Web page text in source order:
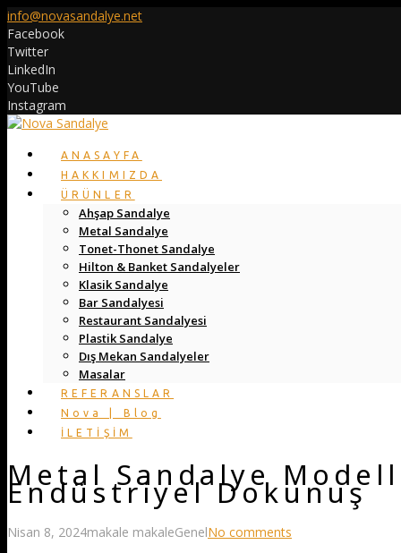
info@novasandalye.net
Facebook
Twitter
LinkedIn
YouTube
Instagram
ANASAYFA
HAKKIMIZDA
ÜRÜNLER
Ahşap Sandalye
Metal Sandalye
Tonet-Thonet Sandalye
Hilton & Banket Sandalyeler
Klasik Sandalye
Bar Sandalyesi
Restaurant Sandalyesi
Plastik Sandalye
Dış Mekan Sandalyeler
Masalar
REFERANSLAR
Nova | Blog
İLETİŞİM
Metal Sandalye
Endüstriyel Dokunuş
Nisan 8, 2024makale makaleGenelNo comments